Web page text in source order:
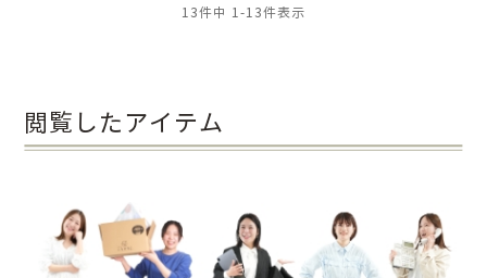
13件中 1 -13件表示
閲覧したアイテム